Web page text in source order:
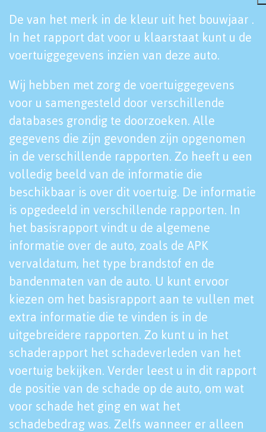
De van het merk in de kleur uit het bouwjaar .
In het rapport dat voor u klaarstaat kunt u de
voertuiggegevens inzien van deze auto.
Wij hebben met zorg de voertuiggegevens
voor u samengesteld door verschillende
databases grondig te doorzoeken. Alle
gegevens die zijn gevonden zijn opgenomen
in de verschillende rapporten. Zo heeft u een
volledig beeld van de informatie die
beschikbaar is over dit voertuig. De informatie
is opgedeeld in verschillende rapporten. In
het basisrapport vindt u de algemene
informatie over de auto, zoals de APK
vervaldatum, het type brandstof en de
bandenmaten van de auto. U kunt ervoor
kiezen om het basisrapport aan te vullen met
extra informatie die te vinden is in de
uitgebreidere rapporten. Zo kunt u in het
schaderapport het schadeverleden van het
voertuig bekijken. Verder leest u in dit rapport
de positie van de schade op de auto, om wat
voor schade het ging en wat het
schadebedrag was. Zelfs wanneer er alleen